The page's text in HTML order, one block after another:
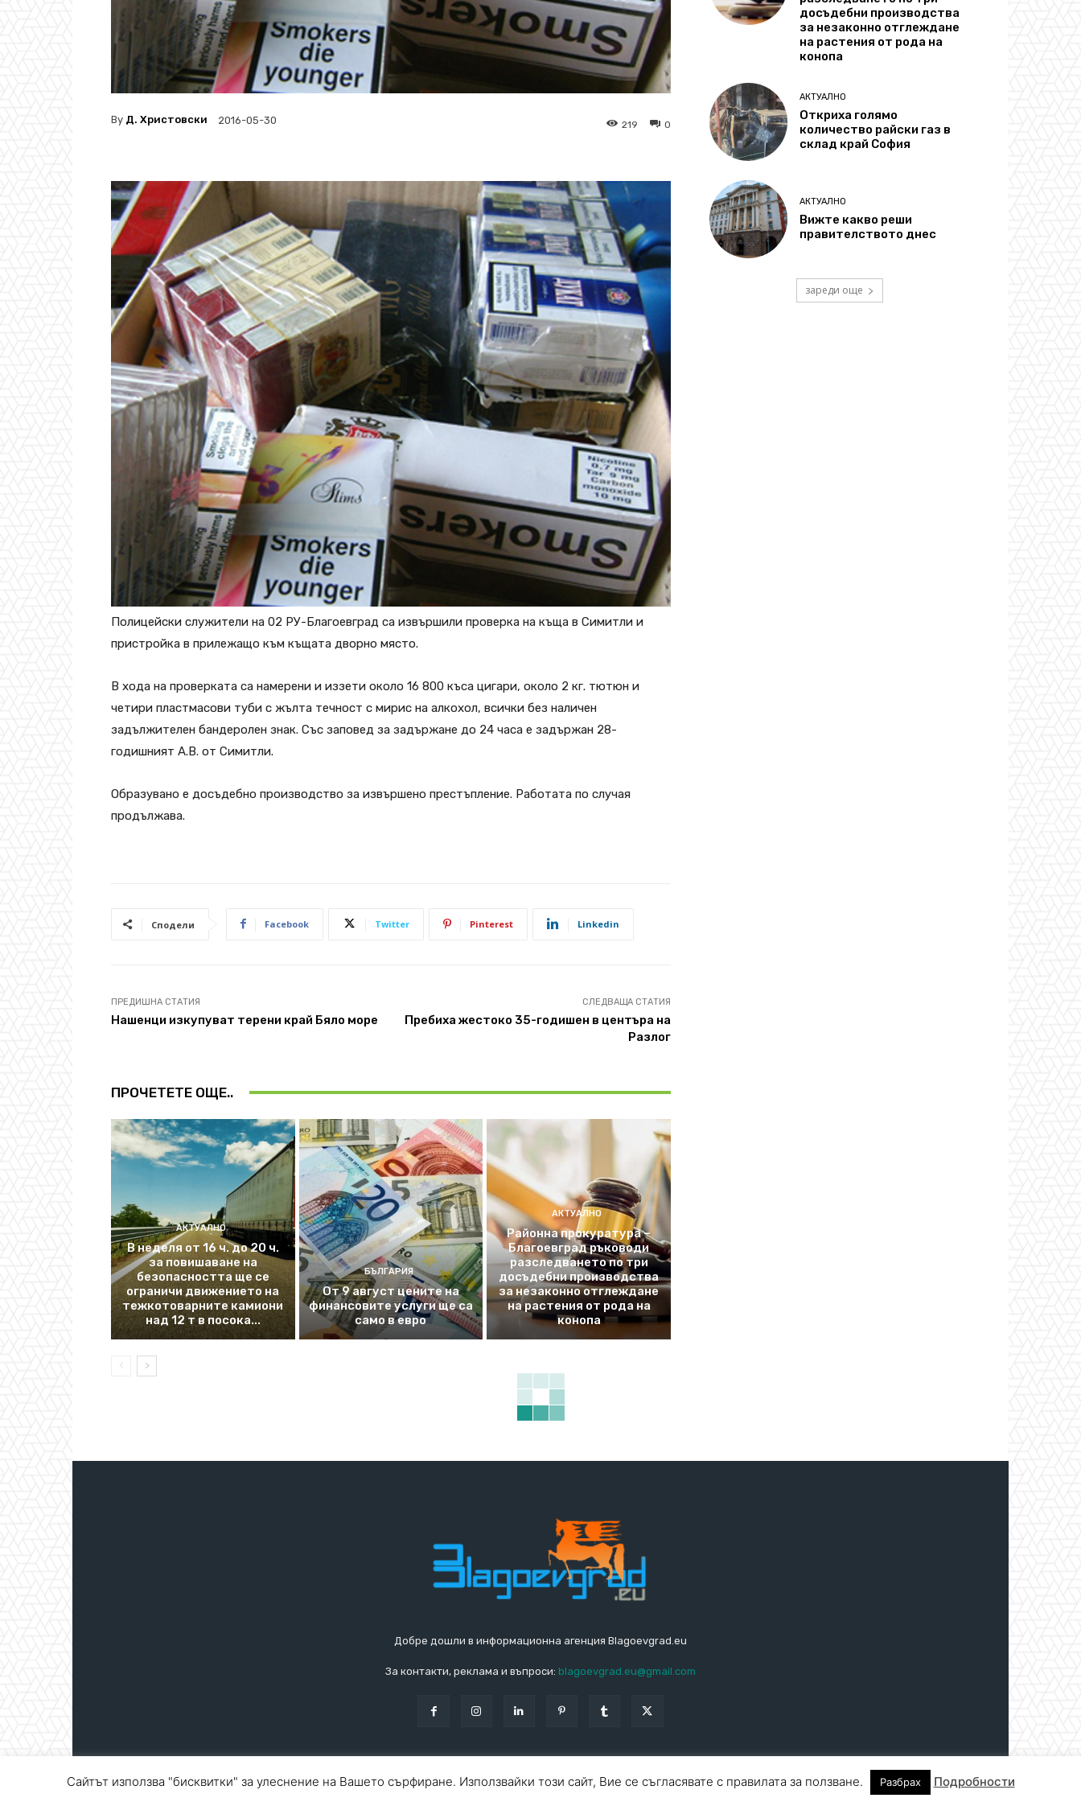
By Д. Христовски 2016-05-30 0
219
Полицейски служители на 02 РУ-Благоевград са извършили проверка на къща в Симитли и
пристройка в прилежащо към къщата дворно място.
В хода на проверката са намерени и иззети около 16 800 къса цигари, около 2 кг. тютюн и
четири пластмасови туби с жълта течност с мирис на алкохол, всички без наличен
задължителен бандеролен знак. Със заповед за задържане до 24 часа е задържан 28-
годишният А.В. от Симитли.
Образувано е досъдебно производство за извършено престъпление. Работата по случая
продължава.
Сподели Facebook Twitter Pinterest Linkedin
ПРЕДИШНА СТАТИЯ
Нашенци изкупуват терени край Бяло море
СЛЕДВАЩА СТАТИЯ
Пребиха жестоко 35-годишен в центъра на
Разлог
ПРОЧЕТЕТЕ ОЩЕ..
АКТУАЛНО
В неделя от 16 ч. до 20 ч.
за повишаване на
безопасността ще се
ограничи движението на
тежкотоварните камиони
над 12 т в посока...
БЪЛГАРИЯ
От 9 август цените на
финансовите услуги ще са
само в евро
АКТУАЛНО
Районна прокуратура –
Благоевград ръководи
разследването по три
досъдебни производства
за незаконно отглеждане
на растения от рода на
конопа
досъдебни производства
за незаконно отглеждане
на растения от рода на
конопа
АКТУАЛНО
Откриха голямо
количество райски газ в
склад край София
АКТУАЛНО
Вижте какво реши
правителството днес
зареди още
Добре дошли в информационна агенция Blagoevgrad.eu
За контакти, реклама и въпроси: blagoevgrad.eu@gmail.com
СПРАВОЧНИК СЪБИТИЯ
Сайтът използва "бисквитки" за улеснение на Вашето сърфиране. Използвайки този сайт, Вие се съгласявате с правилата за ползване. Разбрах Подробности